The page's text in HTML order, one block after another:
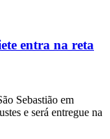
entra na reta
Sebastião em
e será entregue na